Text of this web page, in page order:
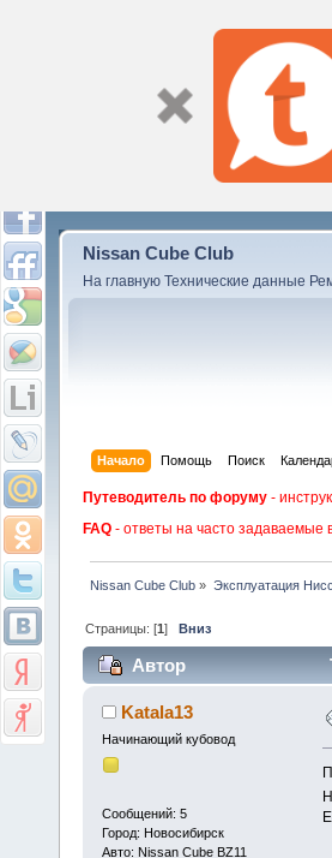
Nissan Cube Club
На главную Технические данные
Начало Помощь Поиск
Путеводитель по форуму -
FAQ - ответы на часто задаваемые
Nissan Cube Club » Эксплуатация
Страницы: [1]Вниз
Автор
Katala13
Начинающий кубовод
Сообщений: 5
Город: Новосибирск
Авто: Nissan Cube BZ11